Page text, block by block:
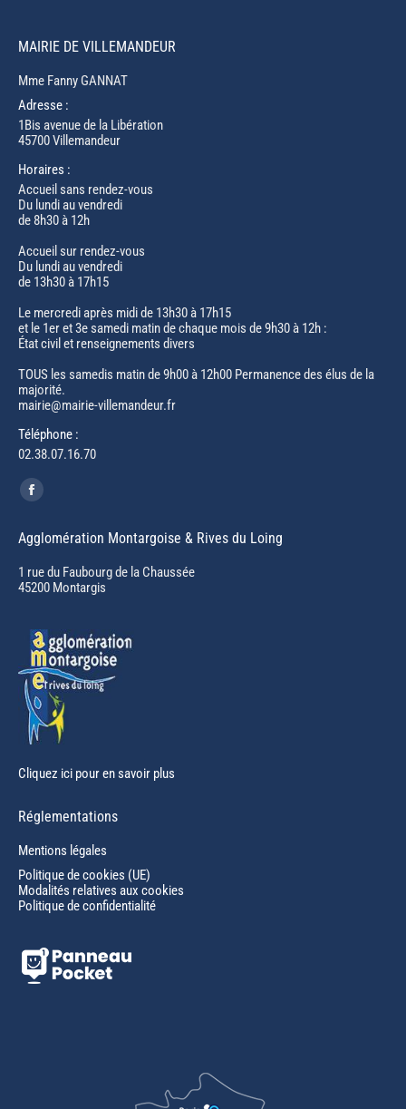
MAIRIE DE VILLEMANDEUR
Mme Fanny GANNAT
Adresse :
1Bis avenue de la Libération
45700 Villemandeur
Horaires :
Accueil sans rendez-vous
Du lundi au vendredi
de 8h30 à 12h
Accueil sur rendez-vous
Du lundi au vendredi
de 13h30 à 17h15
Le mercredi après midi de 13h30 à 17h15
et le 1er et 3e samedi matin de chaque mois de 9h30 à 12h :
État civil et renseignements divers
TOUS les samedis matin de 9h00 à 12h00 Permanence des élus de la
majorité.
mairie@mairie-villemandeur.fr
Téléphone :
02.38.07.16.70
Trouvez nous sur :
Facebook
opens
in
new
Agglomération Montargoise & Rives du Loing
1 rue du Faubourg de la Chaussée
45200 Montargis
Cliquez ici pour en savoir plus
Réglementations
Mentions légales
Politique de cookies (UE)
Modalités relatives aux cookies
Politique de confidentialité